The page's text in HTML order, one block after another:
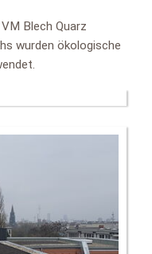
Blech Quarz
wurden ökologische